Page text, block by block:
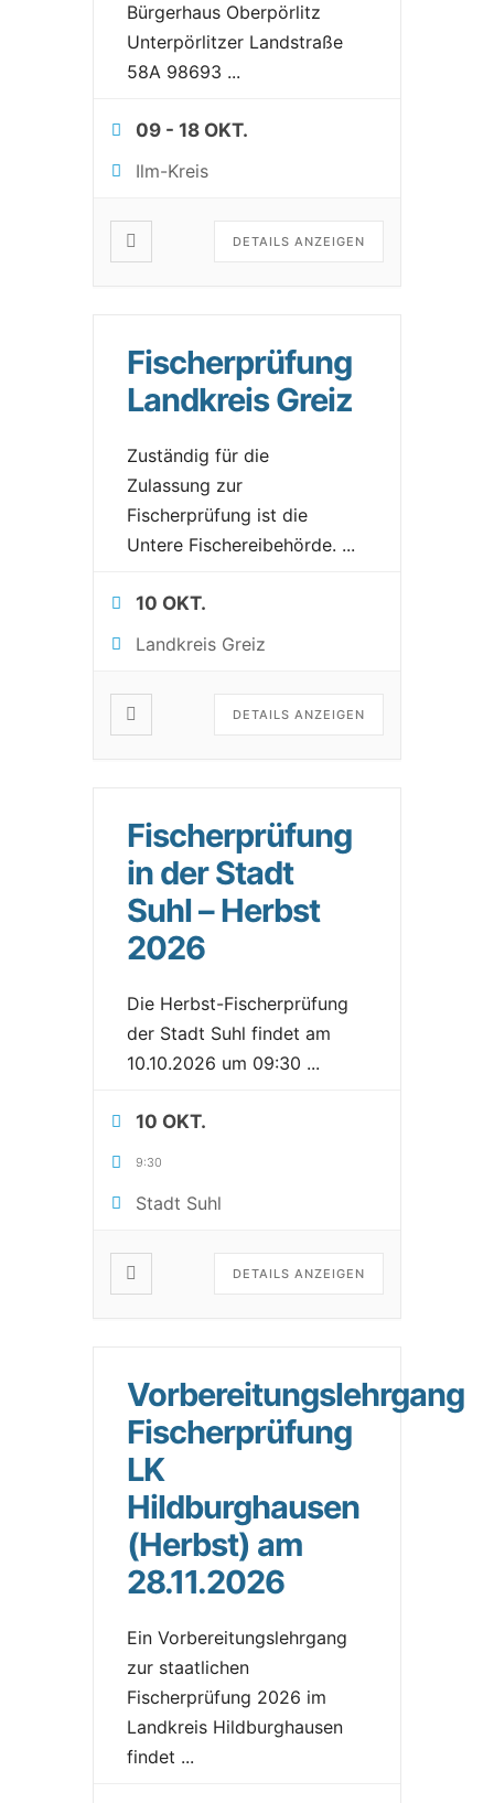
Bürgerhaus Oberpörlitz
Unterpörlitzer Landstraße
58A 98693 ...
09 - 18 OKT.
Ilm-Kreis
DETAILS ANZEIGEN
Fischerprüfung
Landkreis Greiz
Zuständig für die
Zulassung zur
Fischerprüfung ist die
Untere Fischereibehörde. ...
10 OKT.
Landkreis Greiz
DETAILS ANZEIGEN
Fischerprüfung
in der Stadt
Suhl – Herbst
2026
Die Herbst-Fischerprüfung
der Stadt Suhl findet am
10.10.2026 um 09:30 ...
10 OKT.
9:30
Stadt Suhl
DETAILS ANZEIGEN
Vorbereitungslehrgang
Fischerprüfung
LK
Hildburghausen
(Herbst) am
28.11.2026
Ein Vorbereitungslehrgang
zur staatlichen
Fischerprüfung 2026 im
Landkreis Hildburghausen
findet ...